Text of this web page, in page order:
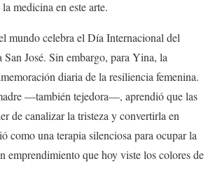
medicina en este arte.
mundo celebra el Día Internacional del
San José. Sin embargo, para Yina, la
diaria de la resiliencia femenina.
—también tejedora—, aprendió que las
de canalizar la tristeza y convertirla en
como una terapia silenciosa para ocupar la
emprendimiento que hoy viste los colores de